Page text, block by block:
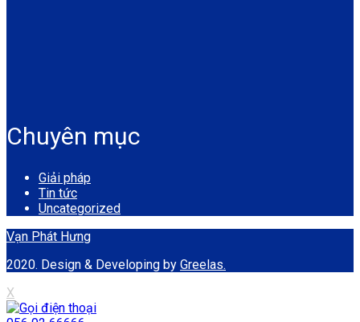
Chuyên mục
Giải pháp
Tin tức
Uncategorized
Vạn Phát Hưng
2020. Design & Developing by Greelas.
X